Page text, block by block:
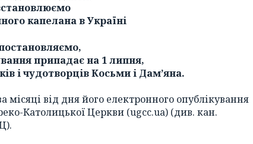
капелана в Україні
припадає на 1 липня,
і чудотворців Косьми і Дам’яна.
місяці від дня його електронного опублікування
Католицької Церкви (ugcc.ua) (див. кан.